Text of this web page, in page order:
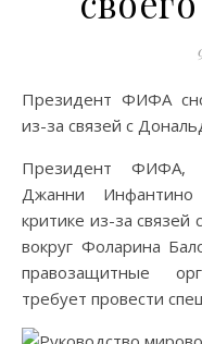
Президент ФИФА снова подвергся жесткой критике
из-за связей с
Президент ФИФА,
Джанни Инфантино
критике из-за
вокруг Фоларина
правозащитные
требует провести